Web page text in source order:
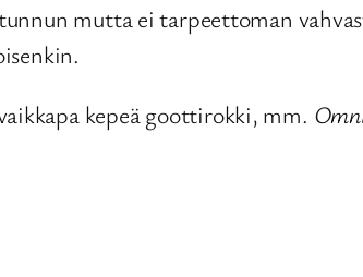
mutta ei tarpeettoman
kepeä goottirokki, mm.